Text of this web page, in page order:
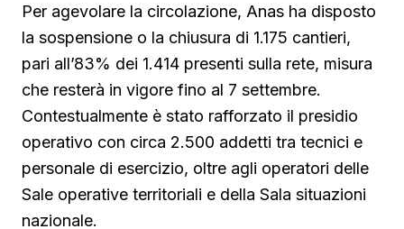
Per agevolare la circolazione, Anas ha disposto
la sospensione o la chiusura di 1.175 cantieri,
pari all’83% dei 1.414 presenti sulla rete, misura
che resterà in vigore fino al 7 settembre.
Contestualmente è stato rafforzato il presidio
operativo con circa 2.500 addetti tra tecnici e
personale di esercizio, oltre agli operatori delle
Sale operative territoriali e della Sala situazioni
nazionale.